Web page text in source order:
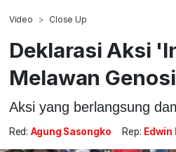
Video Close Up
Deklarasi Aksi
Melawan
Aksi yang berlangsung
Red: Agung Sasongko Rep: